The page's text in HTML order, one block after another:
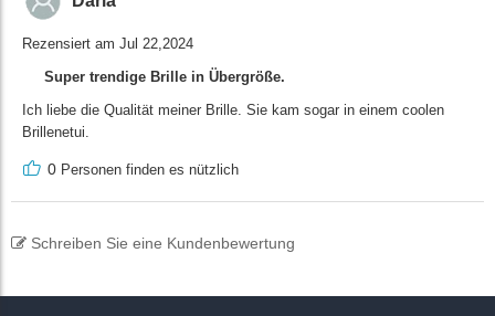
Rezensiert am Jul 22,2024
Super trendige Brille in Übergröße.
Ich liebe die Qualität meiner Brille. Sie kam sogar in einem coolen
Brillenetui.
0 Personen finden es nützlich
Schreiben Sie eine Kundenbewertung